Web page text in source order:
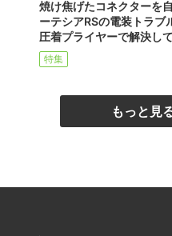
焼け焦げたコネクターを
ーテシアRSの電装トラブ
圧着プライヤーで解決し
特集
もっと見